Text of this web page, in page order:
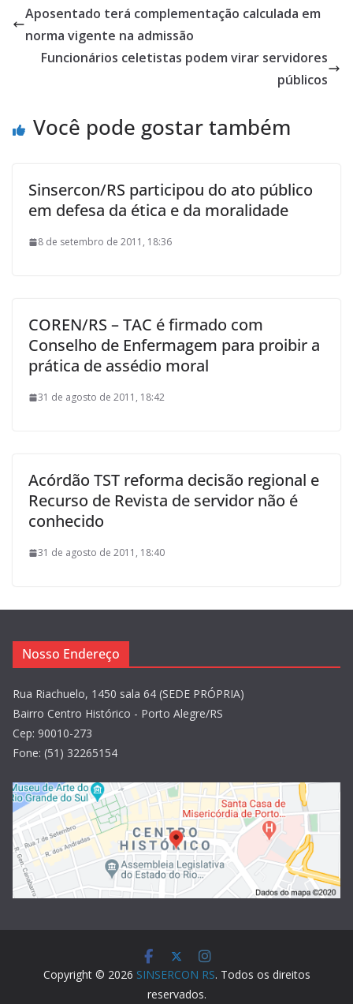
Aposentado terá complementação calculada em
norma vigente na admissão
Funcionários celetistas podem virar servidores
públicos
Você pode gostar também
Sinsercon/RS participou do ato público
em defesa da ética e da moralidade
8 de setembro de 2011, 18:36
COREN/RS – TAC é firmado com
Conselho de Enfermagem para proibir a
prática de assédio moral
31 de agosto de 2011, 18:42
Acórdão TST reforma decisão regional e
Recurso de Revista de servidor não é
conhecido
31 de agosto de 2011, 18:40
Nosso Endereço
Rua Riachuelo, 1450 sala 64 (SEDE PRÓPRIA)
Bairro Centro Histórico - Porto Alegre/RS
Cep: 90010-273
Fone: (51) 32265154
Copyright © 2026 SINSERCON RS. Todos os direitos
reservados.